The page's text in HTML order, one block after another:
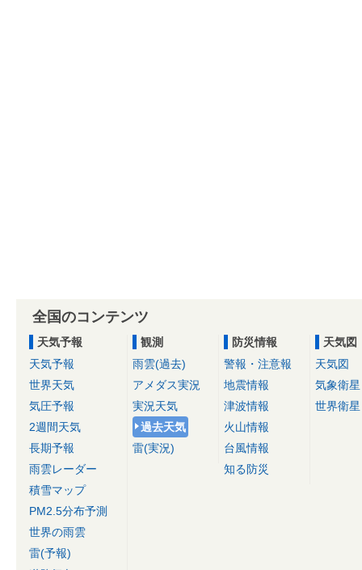
全国のコンテンツ
天気予報
天気予報
世界天気
気圧予報
2週間天気
長期予報
雨雲レーダー
積雪マップ
PM2.5分布予測
世界の雨雲
雷(予報)
観測
雨雲(過去)
アメダス実況
実況天気
過去天気
雷(実況)
防災情報
警報・注意報
地震情報
津波情報
火山情報
台風情報
知る防災
天気図
天気図
気象衛星
世界衛星